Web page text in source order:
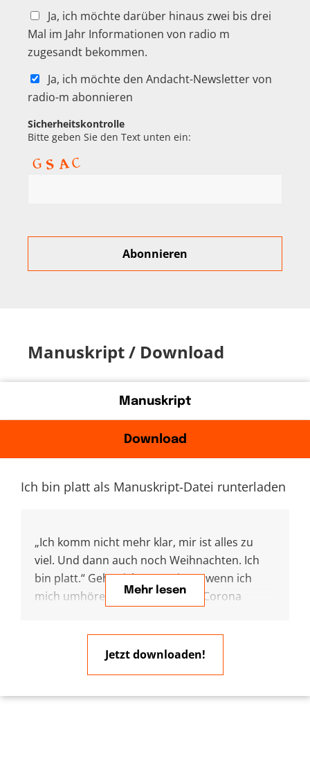
Ja, ich möchte darüber hinaus zwei bis drei
Mal im Jahr Informationen von radio m
zugesandt bekommen.
Ja, ich möchte den Andacht-Newsletter von
radio-m abonnieren
Sicherheitskontrolle
Bitte geben Sie den Text unten ein:
Manuskript / Download
Manuskript
Download
Ich bin platt als Manuskript-Datei runterladen
„Ich komm nicht mehr klar, mir ist alles zu
viel. Und dann auch noch Weihnachten. Ich
bin platt.“ Geht nicht nur mir so, wenn ich
mich umhöre: „Alles zu viel, war Corona
an, überall Krise, Energie, Preise und jetzt
noch Weihnachtsstress. Früher war‘s O.K.,
machen. Da lese ich in der Bibel, wie damals
Mehr lesen
Jetzt downloaden!